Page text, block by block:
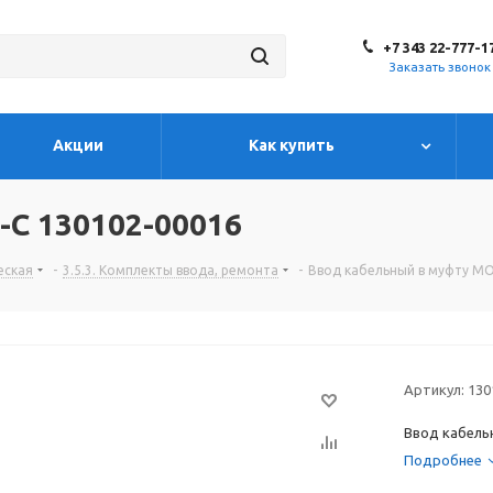
+7 343 22-777-
Заказать звонок
Акции Как купить
130102-00016
- 3.5.3. Комплекты ввода, ремонта - Ввод кабельный в муфту
Артикул:
Ввод
Подробнее